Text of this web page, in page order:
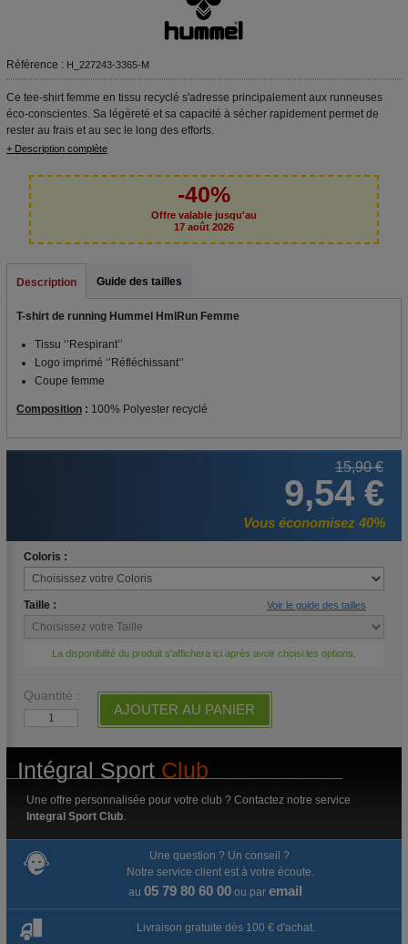
Référence : H_227243-3365-M
Ce tee-shirt femme en tissu recyclé s'adresse principalement aux runneuses
éco-conscientes. Sa légèreté et sa capacité à sécher rapidement permet de
rester au frais et au sec le long des efforts.
+ Description complète
-40%
Offre valable jusqu'au
17 août 2026
Description Guide des tailles
T-shirt de running Hummel HmlRun Femme
Tissu ‘’Respirant’’
Logo imprimé ‘’Réfléchissant’’
Coupe femme
Composition : 100% Polyester recyclé
15,90 €
9,54 €
Vous économisez 40%
Coloris :
Taille : Voir le guide des tailles
La disponibilité du produit s'affichera ici après avoir choisi les options.
Quantité :
AJOUTER AU PANIER
Intégral Sport Club
Une offre personnalisée pour votre club ? Contactez notre service
Integral Sport Club.
Une question ? Un conseil ?
Notre service client est à votre écoute.
au 05 79 80 60 00ou par email
Livraison gratuite dès 100 € d'achat.